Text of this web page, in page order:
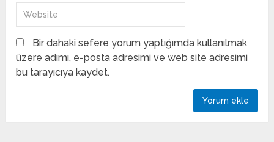
Bir dahaki sefere yorum yaptığımda kullanılmak
üzere adımı, e-posta adresimi ve web site adresimi
bu tarayıcıya kaydet.